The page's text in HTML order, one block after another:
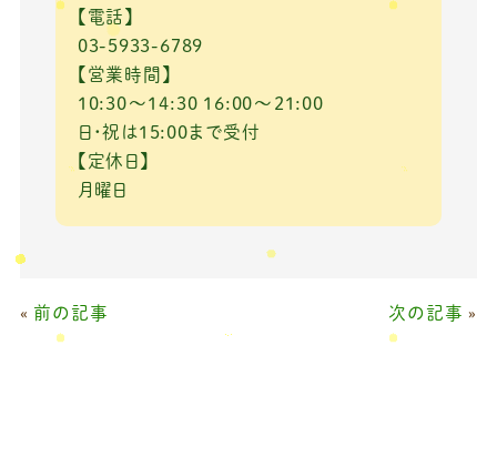
【電話】
03-5933-6789
【営業時間】
10:30～14:30 16:00～21:00
日・祝は15:00まで受付
【定休日】
月曜日
« 前の記事 次の記事 »